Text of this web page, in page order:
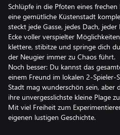
Schlüpfe in die Pfoten eines
eine gemütliche Küstenstadt
steckt jede Gasse, jedes Dach,
Ecke voller verspielter
klettere, stibitze und springe dich
der Neugier immer zu Chaos führt.
Noch besser: Du kannst das
einem Freund im lokalen 2-Spieler-
Stadt mag wunderschön sein, aber
ihre unvergesslichste kleine Plage
Mit viel Freiheit zum
eigenen lustigen Geschichte.